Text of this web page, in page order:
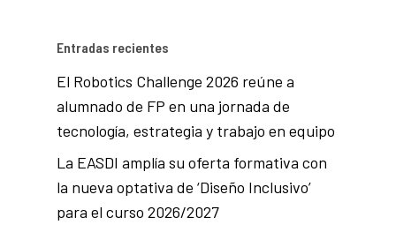
Entradas recientes
El Robotics Challenge 2026 reúne a
alumnado de FP en una jornada de
tecnología, estrategia y trabajo en equipo
La EASDI amplía su oferta formativa con
la nueva optativa de ‘Diseño Inclusivo’
para el curso 2026/2027